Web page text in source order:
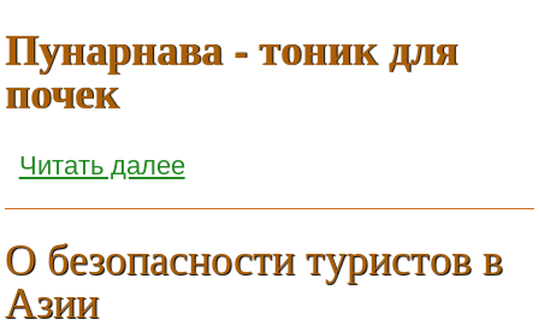
Пунарнава - тоник для
почек
Читать далее
О безопасности туристов в
Азии